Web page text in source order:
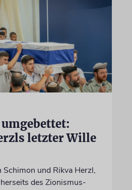
letzter Wille
Schimon und Rikva Herzl,
des Zionismus-